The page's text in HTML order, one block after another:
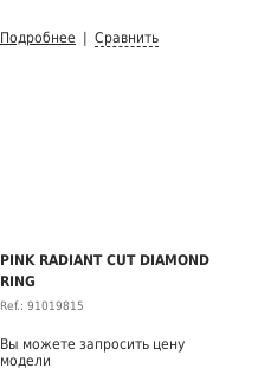
Подробнее Сравнить
PINK RADIANT CUT DIAMOND
RING
Ref.: 91019815
Вы можете запросить цену
модели